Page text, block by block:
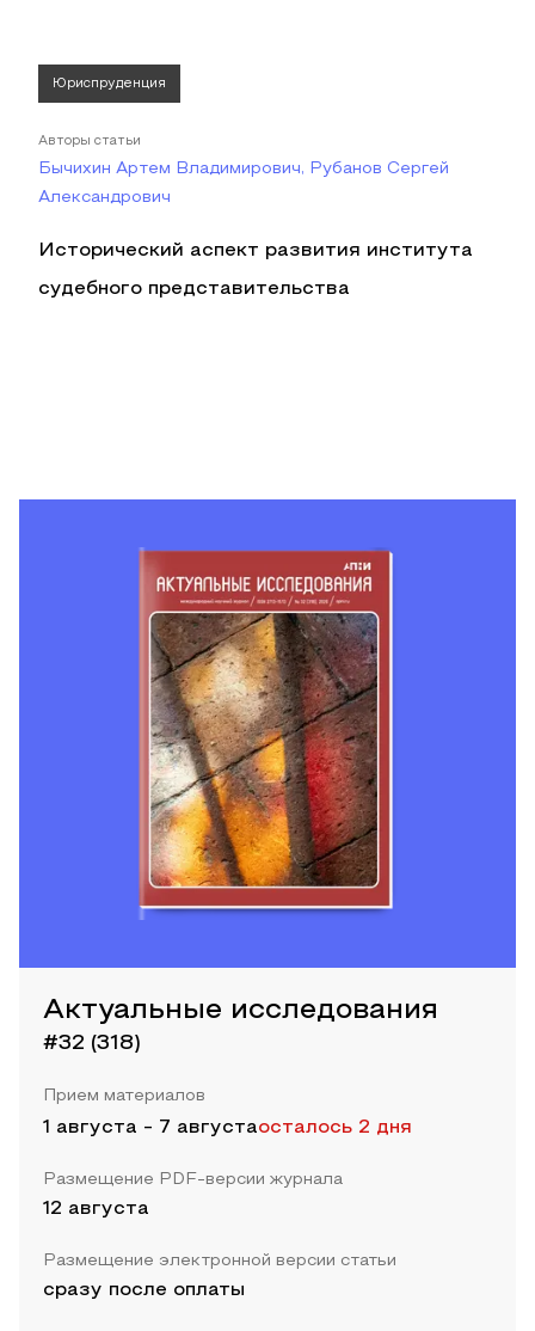
Юриспруденция
Авторы статьи
Бычихин Артем Владимирович, Рубанов Сергей
Александрович
Исторический аспект развития института
судебного представительства
Актуальные исследования
#32 (318)
Прием материалов
1 августа - 7 августаосталось 2 дня
Размещение PDF-версии журнала
12 августа
Размещение электронной версии статьи
сразу после оплаты